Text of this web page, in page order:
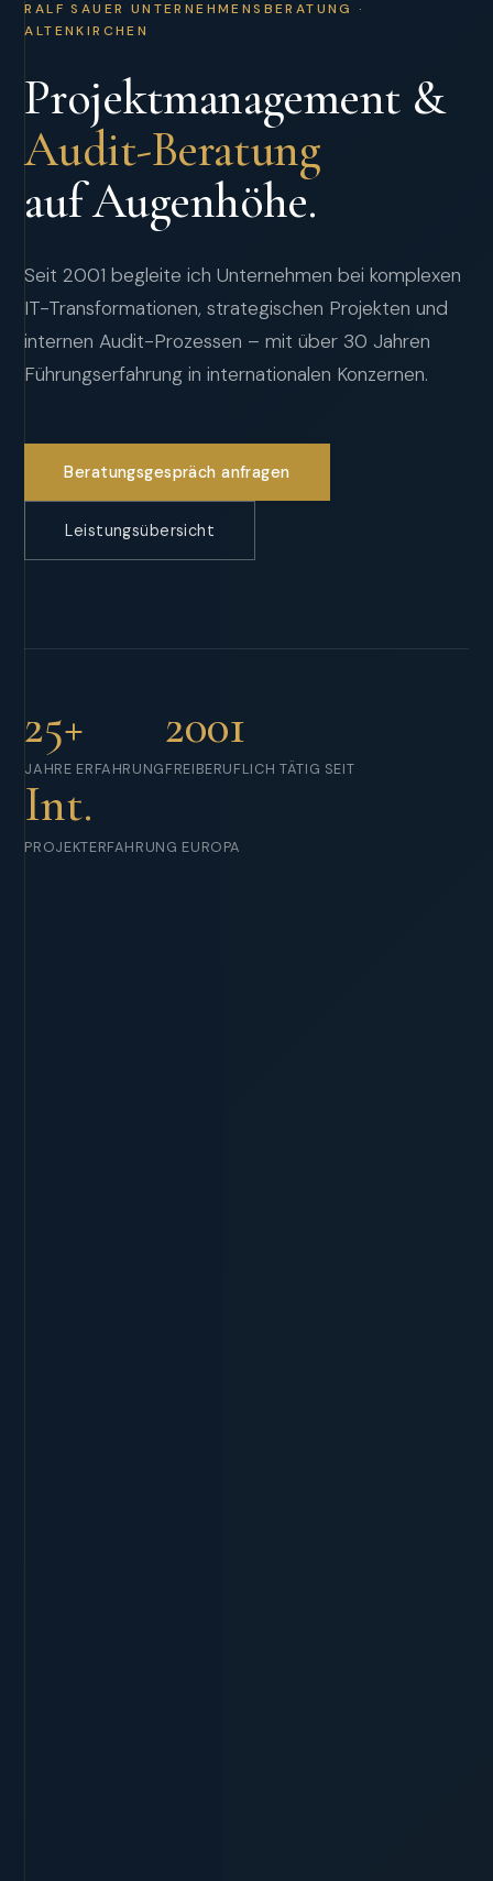
RALF SAUER UNTERNEHMENSBERATUNG ·
ALTENKIRCHEN
Projektmanagement &
Audit-Beratung
auf Augenhöhe.
Seit 2001 begleite ich Unternehmen bei komplexen
IT-Transformationen, strategischen Projekten und
internen Audit-Prozessen – mit über 30 Jahren
Führungserfahrung in internationalen Konzernen.
Beratungsgespräch anfragen
Leistungsübersicht
25+
JAHRE ERFAHRUNG
2001
FREIBERUFLICH TÄTIG SEIT
Int.
PROJEKTERFAHRUNG EUROPA